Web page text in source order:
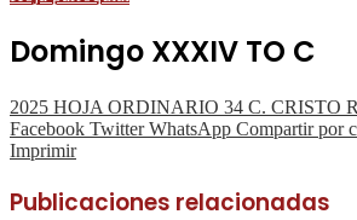
Domingo XXXIV TO C
2025 HOJA ORDINARIO 34 C. CRISTO
Facebook Twitter WhatsApp Compartir por
Imprimir
Publicaciones relacionadas